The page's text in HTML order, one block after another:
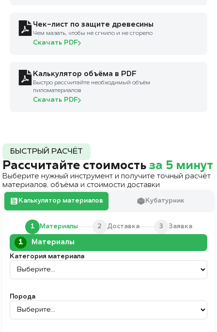
Чек-лист по защите древесины
Чем мазать, чтобы не сгнило и не сгорело
Скачать PDF
Калькулятор объёма в PDF
Быстро рассчитайте необходимый объём
пиломатериалов
Скачать PDF
БЫСТРЫЙ РАСЧЁТ
Рассчитайте стоимость за 5 минут
Выберите нужный инструмент и получите точный расчёт
материалов, объёма и стоимости доставки
Калькулятор материалов Кубатурник
1 Материалы 2 Доставка 3 Заявка
1 Материалы
Категория материала
Порода